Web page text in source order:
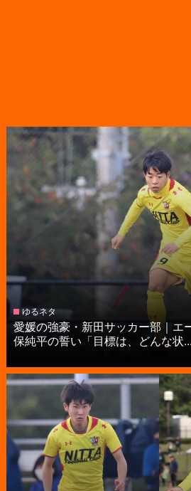
ゆるネタ
愛媛の強豪・新田サッカー部｜エ
保純平の誓い「目標は、どんな状...